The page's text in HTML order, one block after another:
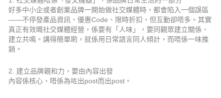
好多中小企或者創業品牌一開始做社交媒體時，都會陷入一個誤區
——不停發產品資訊、優惠Code、限時折扣，但互動卻唔多。其實
真正有效嘅社交媒體經營，係要有「人味」，要同觀眾建立關係、
建立共鳴。講得簡單啲，就係用日常語言同人傾計，而唔係一味推
銷。
2. 建立品牌親和力，要由內容出發
內容係核心，唔係為咗出post而出post。